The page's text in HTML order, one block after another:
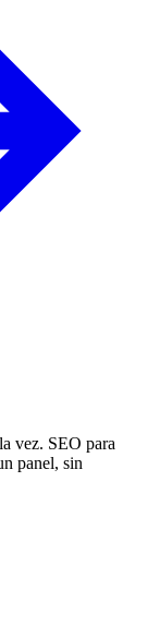
vez. SEO para
panel, sin